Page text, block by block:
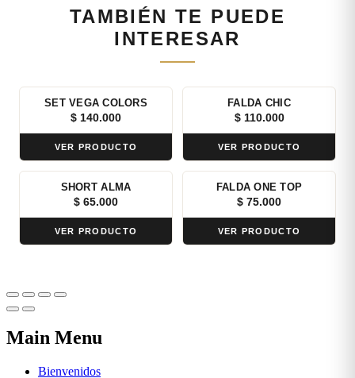
TAMBIÉN TE PUEDE
INTERESAR
SET VEGA COLORS
$ 140.000
VER PRODUCTO
FALDA CHIC
$110.000
VER PRODUCTO
SHORT ALMA
$ 65.000
VER PRODUCTO
FALDA ONE TOP
$ 75.000
VER PRODUCTO
Main Menu
Bienvenidos